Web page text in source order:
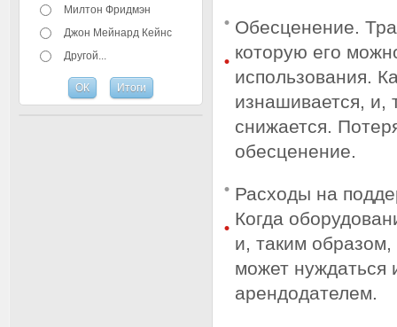
Милтон Фридмэн
Джон Мейнард Кейнс
Другой...
Обесценение.
которую его
использования.
изнашивается, и,
снижается.
обесценение.
Расходы на
Когда
и, таким
может нуждаться
арендодателем.